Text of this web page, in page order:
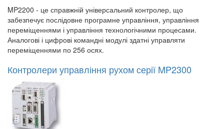
MP2200 - це справжній універсальний контролер, що
забезпечує послідовне програмне управління, управління
переміщеннями і управління технологічними процесами.
Аналогові і цифрові командні модулі здатні управляти
переміщеннями по 256 осях.
Контролери управління рухом серії MP2300